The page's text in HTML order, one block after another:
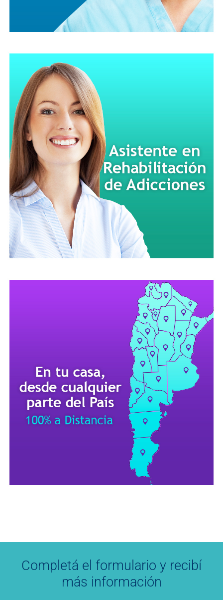
Completá el formulario y recibí
más información